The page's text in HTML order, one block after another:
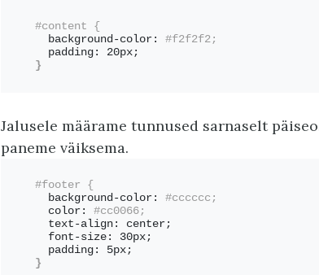
#content {
  background-color:
#f2f2f2;
  padding: 20px;
}
Jalusele määrame tunnused sarnaselt
paneme väiksema.
#footer {
  background-color:
#cccccc;
  color:
#cc0066;
  text-align: center;
  font-size: 30px;
  padding: 5px;
}